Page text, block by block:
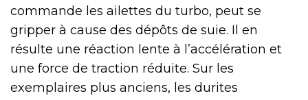
commande les ailettes du turbo, peut se
gripper à cause des dépôts de suie. Il en
résulte une réaction lente à l’accélération et
une force de traction réduite. Sur les
exemplaires plus anciens, les durites